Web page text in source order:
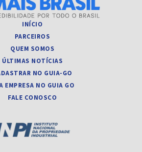
INÍCIO
PARCEIROS
QUEM SOMOS
ÚLTIMAS NOTÍCIAS
NO GUIA-GO
EMPRESA NO GUIA GO
FALE CONOSCO